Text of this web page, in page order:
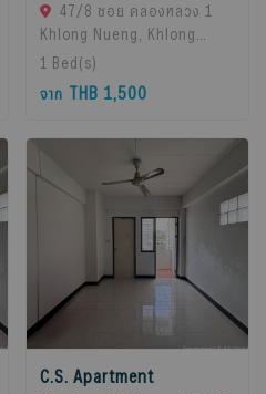
47/8 ซอย คลองหลวง 1
Khlong Nueng, Khlong
Luang District, Pathum
Thani 12120, khlong
Luang, 12120 Pathum
1 Bed(s)
จาก THB 1,500
C.S. Apartment